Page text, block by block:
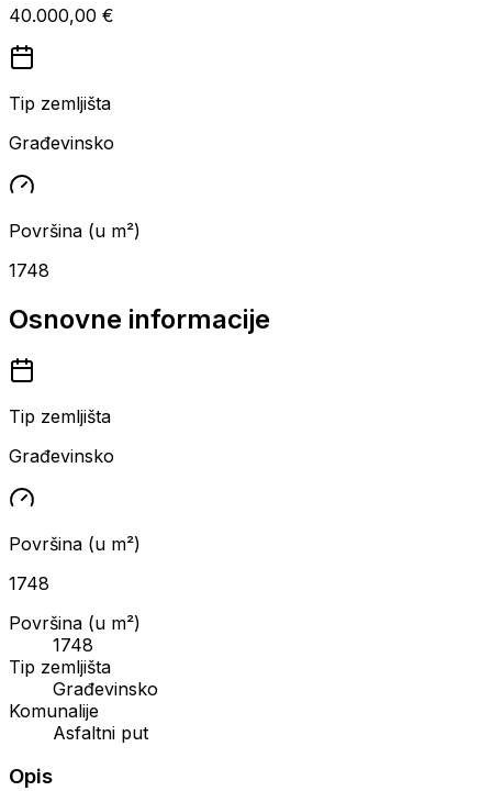
40.000,00 €
Tip zemljišta
Građevinsko
Površina (u m²)
1748
Osnovne informacije
Tip zemljišta
Građevinsko
Površina (u m²)
1748
Površina (u m²)
1748
Tip zemljišta
Građevinsko
Komunalije
Asfaltni put
Opis